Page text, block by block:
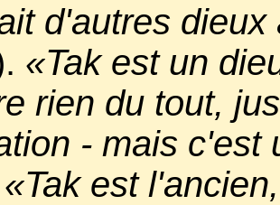
d'autres
«Tak est un
rien du tout,
- mais
«Tak est